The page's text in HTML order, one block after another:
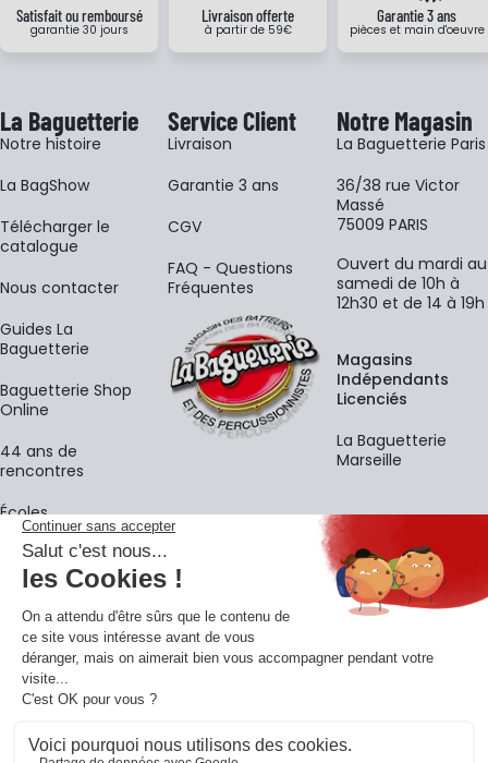
Satisfait ou remboursé
garantie 30 jours
Livraison offerte
à partir de 59€
Garantie 3 ans
pièces et main d'oeuvre
La Baguetterie
Notre histoire
La BagShow
​Télécharger le
catalogue
Nous contacter
Guides La
Baguetterie
Baguetterie Shop
Online
44 ans de
rencontres
Écoles
Service Client
Livraison
Garantie 3 ans
CGV
FAQ - Questions
Fréquentes
Notre Magasin
La Baguetterie Paris
36/38 rue Victor
Massé
75009 PARIS
Ouvert du mardi au
samedi de 10h à
12h30 et de 14 à 19h
Magasins
Indépendants
Licenciés
La Baguetterie
Marseille
La newsletter
Adresse e-mail
En vous inscrivant à notre newsletter, vous acceptez notre
confidentialité.
Retrouvons-nous sur